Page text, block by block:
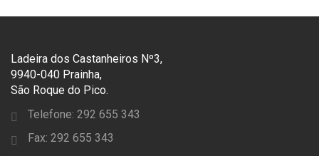
Ladeira dos Castanheiros Nº3,
9940-040 Prainha,
São Roque do Pico.
Telefone: 292 655 343
Fax: 292 655 343